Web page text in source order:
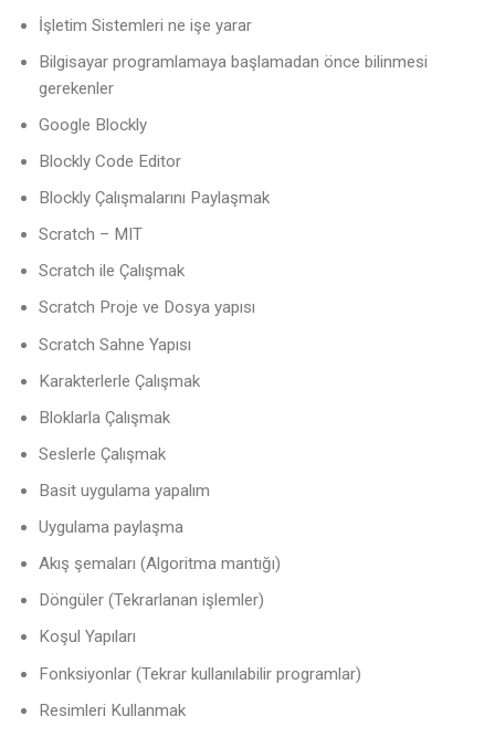
İşletim Sistemleri ne işe yarar
Bilgisayar programlamaya başlamadan önce bilinmesi
gerekenler
Google Blockly
Blockly Code Editor
Blockly Çalışmalarını Paylaşmak
Scratch – MIT
Scratch ile Çalışmak
Scratch Proje ve Dosya yapısı
Scratch Sahne Yapısı
Karakterlerle Çalışmak
Bloklarla Çalışmak
Seslerle Çalışmak
Basit uygulama yapalım
Uygulama paylaşma
Akış şemaları (Algoritma mantığı)
Döngüler (Tekrarlanan işlemler)
Koşul Yapıları
Fonksiyonlar (Tekrar kullanılabilir programlar)
Resimleri Kullanmak